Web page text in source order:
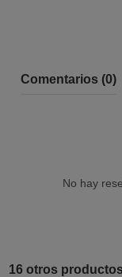
Comentarios (0)
No hay
16 otros